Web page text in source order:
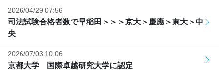
2026/04/29 07:56
司法試験合格者数で早稲田＞＞＞京大＞慶應＞東大＞中
央
2026/07/03 10:06
京都大学 国際卓越研究大学に認定